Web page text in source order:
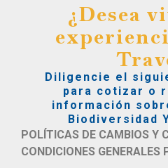
¿Desea
Diligencie el
para cotizar o
información
Biodiversidad
POLÍTICAS DE CAMBIOS Y
CONDICIONES GENERALES